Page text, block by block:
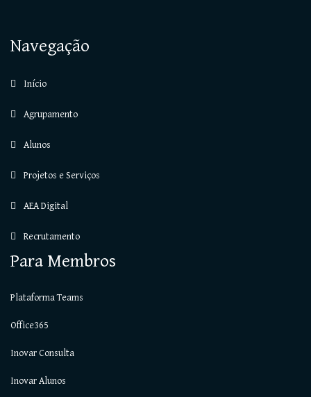
Navegação
Início
Agrupamento
Alunos
Projetos e Serviços
AEA Digital
Recrutamento
Para Membros
Plataforma Teams
Office365
Inovar Consulta
Inovar Alunos